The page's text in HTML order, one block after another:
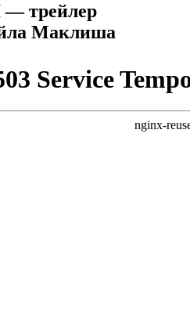
— трейлер
Маклиша